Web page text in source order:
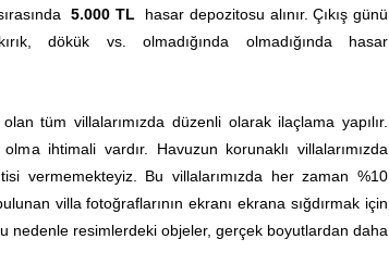
5.000 TL
hasar depozitosu alınır. Çıkış günü
dökük vs. olmadığında olmadığında hasar
tüm villalarımızda düzenli olarak ilaçlama yapılır.
ihtimali vardır. Havuzun korunaklı villalarımızda
vermemekteyiz. Bu villalarımızda her zaman %10
villa fotoğraflarının ekranı ekrana sığdırmak için
nedenle resimlerdeki objeler, gerçek boyutlardan daha